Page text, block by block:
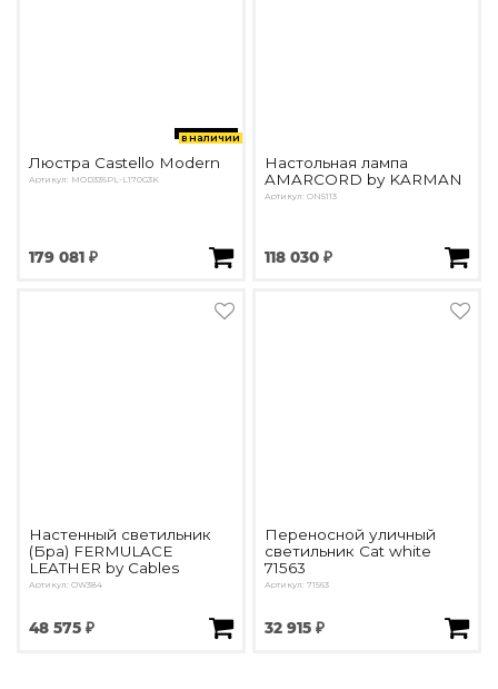
в наличии
Люстра Castello Modern
Артикул: MOD336PL-L170G3K
179 081 ₽
Настольная лампа
AMARCORD by KARMAN
Артикул: ON5113
118 030 ₽
Настенный светильник
(Бра) FERMULACE
LEATHER by Cables
Артикул: OW384
48 575 ₽
Переносной уличный
светильник Cat white
71563
Артикул: 71563
32 915 ₽